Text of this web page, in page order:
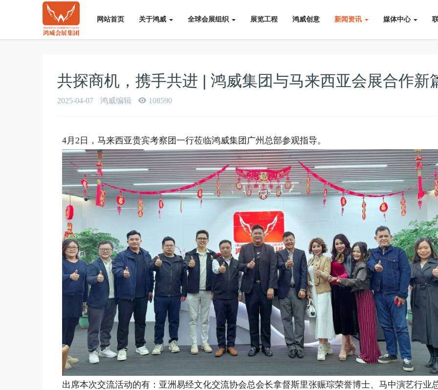
网站首页 关于鸿威 全球会展组织 展览工程 鸿威创意 新闻资讯 媒体中心
共探商机，携手共进 | 鸿威集团与马来西亚会展合作新
2025-04-07 鸿威编辑 108590
4月2日，马来西亚贵宾考察团一行莅临鸿威集团广州总部参观指导。
出席本次交流活动的有：亚洲易经文化交流协会总会长拿督斯里张赈琮荣誉博士、马中演艺行业